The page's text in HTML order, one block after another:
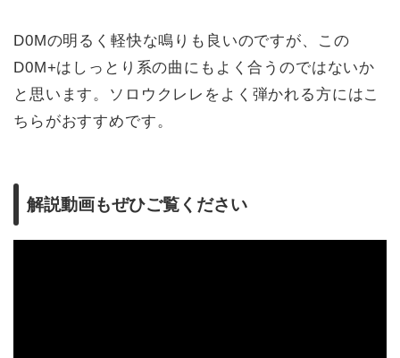
D0Mの明るく軽快な鳴りも良いのですが、この
D0M+はしっとり系の曲にもよく合うのではないか
と思います。ソロウクレレをよく弾かれる方にはこ
ちらがおすすめです。
解説動画もぜひご覧ください